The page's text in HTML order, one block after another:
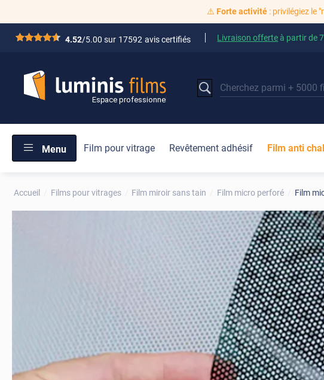
⚠️ Forte activité: privilégiez le
*****4.52/5.00 sur 17592 avis certifiés Livraison offerteà partir de
Menu Film pour vitrage Revêtement adhésif Film anti
Accueil Films pour vitrages Film miroir sans tain Film micro perforé Film